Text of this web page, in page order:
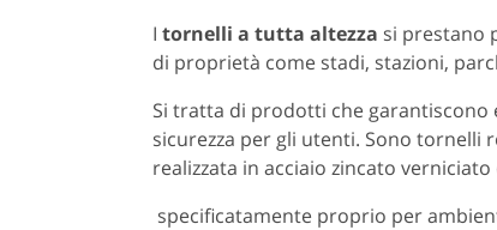
I tornelli a tutta altezza si prestano
di proprietà come stadi, stazioni,
Si tratta di prodotti che garantiscono
sicurezza per gli utenti. Sono
realizzata in acciaio zincato
specificatamente proprio per